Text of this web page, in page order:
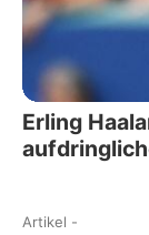
Erling
Artikel -